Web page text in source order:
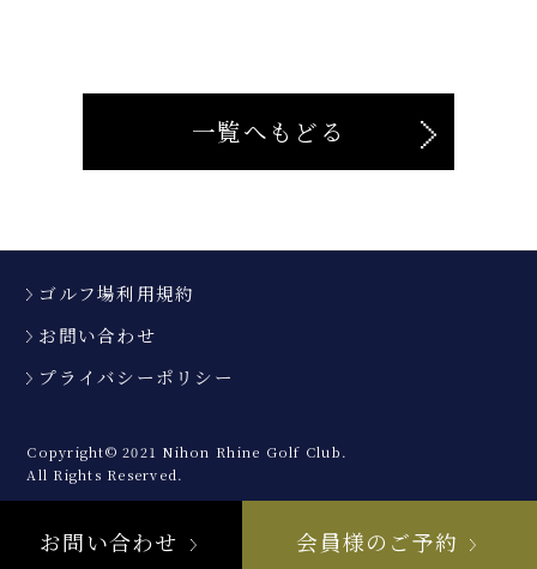
一覧へもどる
ゴルフ場利用規約
お問い合わせ
プライバシーポリシー
Copyright© 2021 Nihon Rhine Golf Club.
All Rights Reserved.
お問い合わせ 会員様のご予約